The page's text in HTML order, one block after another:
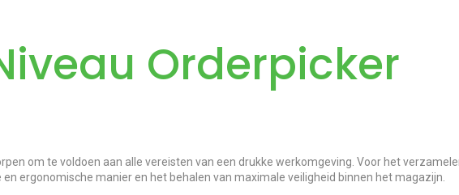
Orderpicker
om te voldoen aan alle vereisten van een drukke werkomgeving. Voor het
ergonomische manier en het behalen van maximale veiligheid binnen het magazijn.